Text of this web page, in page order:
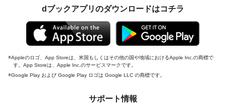
dブックアプリのダウンロードはコチラ
Appleのロゴ、App Storeは、米国もしくはその他の国や地域におけるApple Inc.の商標で
す。App Storeは、Apple Inc.のサービスマークです。
Google Play および Google Play ロゴは Google LLC の商標です。
サポート情報